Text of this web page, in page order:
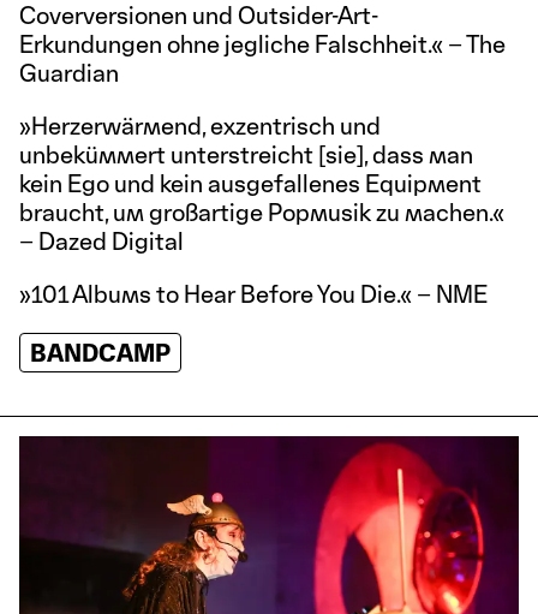
Coverversionen und Outsider-Art-
Erkundungen ohne jegliche Falschheit.« – The
Guardian
»Herzerwärmend, exzentrisch und
unbekümmert unterstreicht [sie], dass man
kein Ego und kein ausgefallenes Equipment
braucht, um großartige Popmusik zu machen.«
– Dazed Digital
»101 Albums to Hear Before You Die.« – NME
BANDCAMP